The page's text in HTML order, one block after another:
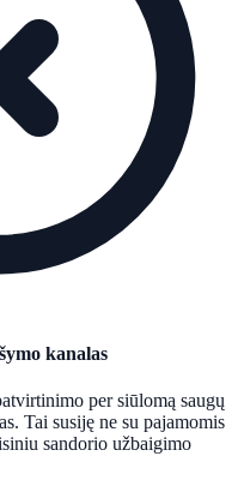
kanalas
per siūlomą saugų
Tai susiję ne su pajamomis
sandorio užbaigimo